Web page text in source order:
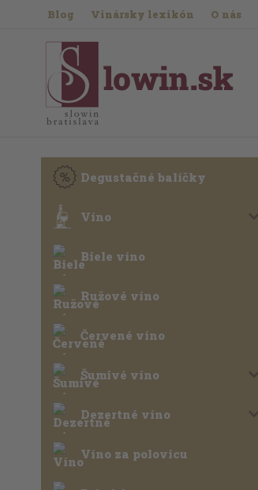
Blog Vinársky lexikón O nás
Degustačné balíčky
Víno
Biele víno
Ružové víno
Červené víno
Šumivé víno
Dezertné víno
Víno za polovicu